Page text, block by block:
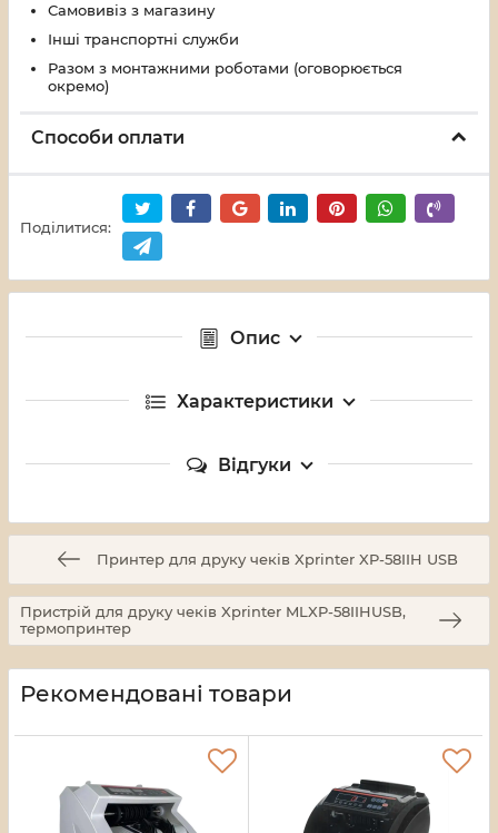
Самовивіз з магазину
Інші транспортні служби
Разом з монтажними роботами (оговорюється
окремо)
Способи оплати
Поділитися:
Опис
Характеристики
Відгуки
Принтер для друку чеків Xprinter XP-58IIH USB
Пристрій для друку чеків Xprinter MLXP-58IIHUSB,
термопринтер
Рекомендовані товари